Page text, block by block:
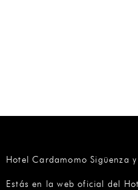
Hotel Cardamomo Sigüenza
Estás en la web oficial del